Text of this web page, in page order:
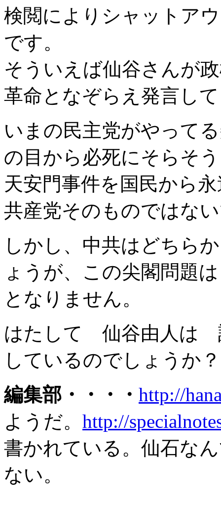
検閲によりシャットア
です。
そういえば仙谷さんが
革命となぞらえ発言し
いまの民主党がやって
の目から必死にそらそ
天安門事件を国民から
共産党そのものではな
しかし、中共はどちら
ょうが、この尖閣問題
となりません。
はたして 仙谷由人は
しているのでしょうか？
編集部・・・・ http://
ようだ。 http://
書かれている。仙石な
ない。